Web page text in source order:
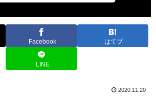
Facebook はてブ
LINE
2020.11.20